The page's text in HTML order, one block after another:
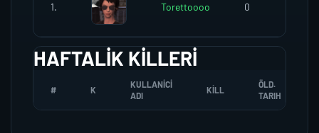
1. Torettoooo 0
HAFTALIK KILLERI
# K
KULLANICI
ADI
KILL
ÖLD.
TARIH